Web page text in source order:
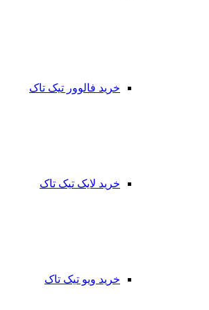
خرید فالوور تیک تاک
خرید لایک تیک تاک
خرید ویو تیک تاک